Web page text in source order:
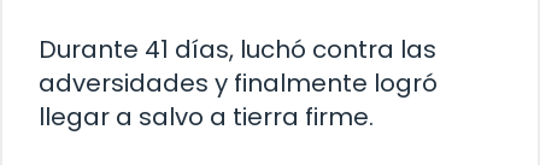
Durante 41 días, luchó contra las
adversidades y finalmente logró
llegar a salvo a tierra firme.